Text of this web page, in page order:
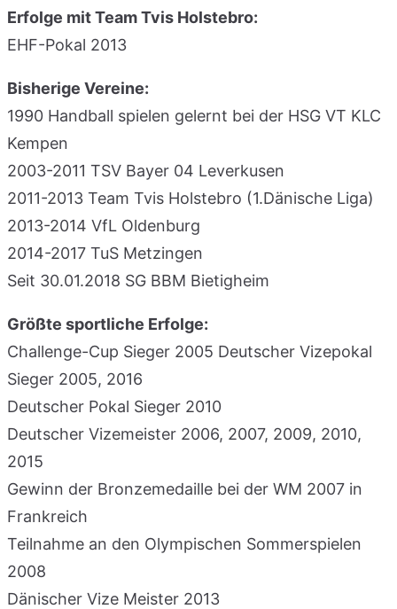
Erfolge mit Team Tvis Holstebro:
EHF-Pokal 2013
Bisherige Vereine:
1990 Handball spielen gelernt bei der HSG VT KLC
Kempen
2003-2011 TSV Bayer 04 Leverkusen
2011-2013 Team Tvis Holstebro (1.Dänische Liga)
2013-2014 VfL Oldenburg
2014-2017 TuS Metzingen
Seit 30.01.2018 SG BBM Bietigheim
Größte sportliche Erfolge:
Challenge-Cup Sieger 2005 Deutscher Vizepokal
Sieger 2005, 2016
Deutscher Pokal Sieger 2010
Deutscher Vizemeister 2006, 2007, 2009, 2010,
2015
Gewinn der Bronzemedaille bei der WM 2007 in
Frankreich
Teilnahme an den Olympischen Sommerspielen
2008
Dänischer Vize Meister 2013